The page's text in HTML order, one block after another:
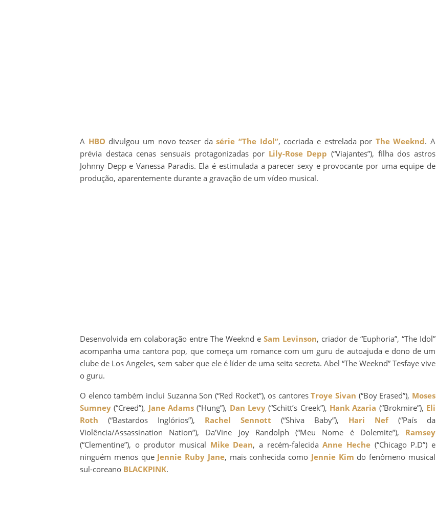
A HBO divulgou um novo teaser dasérie “The Idol”, cocriada e estrelada por The Weeknd. A
prévia destaca cenas sensuais protagonizadas por Lily-Rose Depp (“Viajantes”), filha dos astros
Johnny Depp e Vanessa Paradis. Ela é estimulada a parecer sexy e provocante por uma equipe de
produção, aparentemente durante a gravação de um vídeo musical.
Desenvolvida em colaboração entre The Weeknd e Sam Levinson, criador de “Euphoria”, “The Idol”
acompanha uma cantora pop, que começa um romance com um guru de autoajuda e dono de um
clube de Los Angeles, sem saber que ele é líder de uma seita secreta. Abel “The Weeknd” Tesfaye vive
o guru.
O elenco também inclui Suzanna Son (“Red Rocket”), os cantoresTroye Sivan (“Boy Erased”), Moses
Sumney (“Creed”), Jane Adams (“Hung”), Dan Levy (“Schitt’s Creek”), Hank Azaria (“Brokmire”), Eli
Roth (“Bastardos Inglórios”), Rachel Sennott (“Shiva Baby”), Hari Nef(“País da
Violência/Assassination Nation”), Da’Vine Joy Randolph (“Meu Nome é Dolemite”), Ramsey
(“Clementine”), o produtor musical Mike Dean, a recém-falecidaAnne Heche (“Chicago P.D”) e
ninguém menos que Jennie Ruby Jane, mais conhecida como Jennie Kim do fenômeno musical
sul-coreano BLACKPINK.